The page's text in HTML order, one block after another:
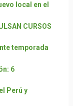
local en el
CURSOS
temporada
6
Perú y